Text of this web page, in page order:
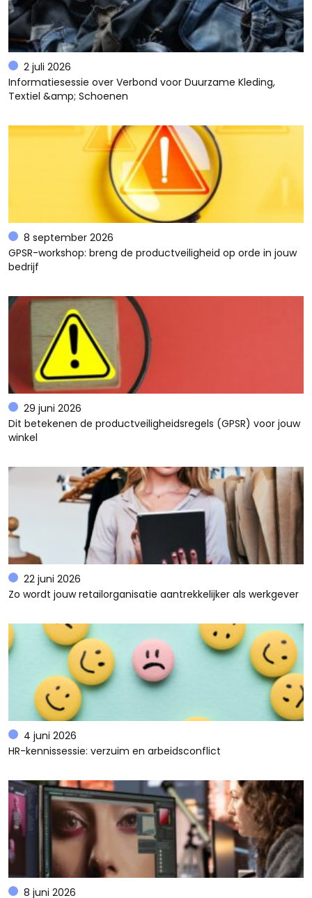
2 juli 2026
Informatiesessie over Verbond voor Duurzame Kleding,
Textiel &amp; Schoenen
8 september 2026
GPSR-workshop: breng de productveiligheid op orde in jouw
bedrijf
29 juni 2026
Dit betekenen de productveiligheidsregels (GPSR) voor jouw
winkel
22 juni 2026
Zo wordt jouw retailorganisatie aantrekkelijker als werkgever
4 juni 2026
HR-kennissessie: verzuim en arbeidsconflict
8 juni 2026